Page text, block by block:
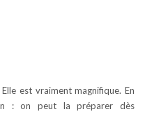
est vraiment magnifique. En
: on peut la préparer dès